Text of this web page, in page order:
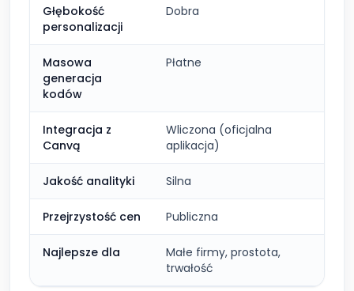
Głębokość
personalizacji
Dobra
Masowa
generacja
kodów
Płatne
Integracja z
Canvą
Wliczona (oficjalna
aplikacja)
Jakość analityki Silna
Przejrzystość cen Publiczna
Najlepsze dla
Małe firmy, prostota,
trwałość